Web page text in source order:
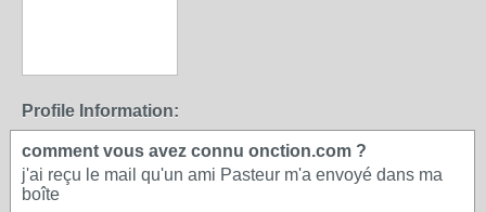
Profile Information:
comment vous avez connu onction.com ?
j'ai reçu le mail qu'un ami Pasteur m'a envoyé dans ma
boîte